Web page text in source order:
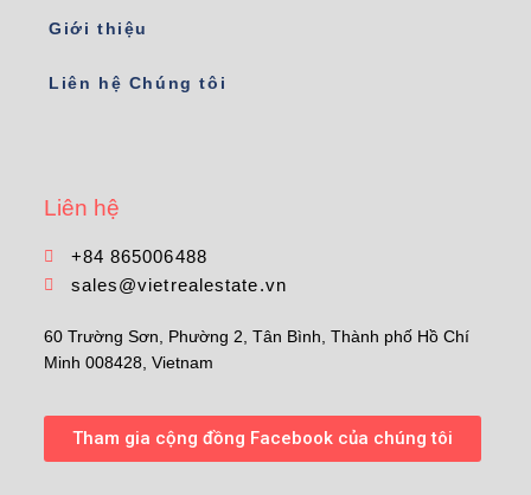
Giới thiệu
Liên hệ Chúng tôi
Liên hệ
+84 865006488
sales@vietrealestate.vn
60 Trường Sơn, Phường 2, Tân Bình, Thành phố Hồ Chí
Minh 008428, Vietnam
Tham gia cộng đồng Facebook của chúng tôi